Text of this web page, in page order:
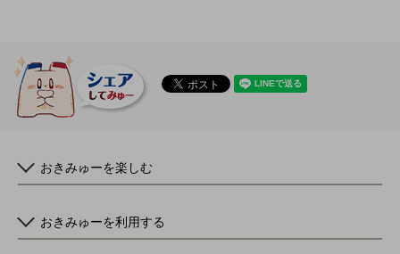
おきみゅーを楽しむ
おきみゅーを利用する